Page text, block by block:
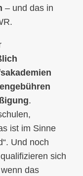
– und das in
.
ist im Sinne
Und noch
sich
das